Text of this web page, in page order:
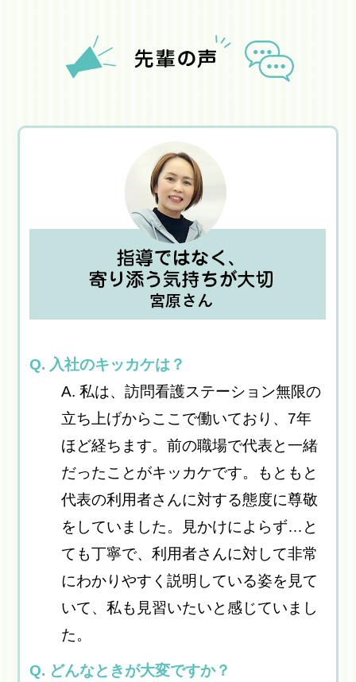
Q. 入社のキッカケは？
A. 私は、訪問看護ステーション無限の
立ち上げからここで働いており、7年
ほど経ちます。前の職場で代表と一緒
だったことがキッカケです。もともと
代表の利用者さんに対する態度に尊敬
をしていました。見かけによらず…と
ても丁寧で、利用者さんに対して非常
にわかりやすく説明している姿を見て
いて、私も見習いたいと感じていまし
た。
Q. どんなときが大変ですか？